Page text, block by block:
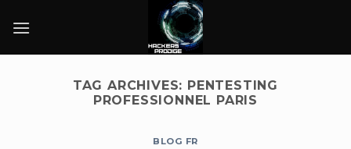
TAG ARCHIVES: PENTESTING
PROFESSIONNEL PARIS
BLOG FR